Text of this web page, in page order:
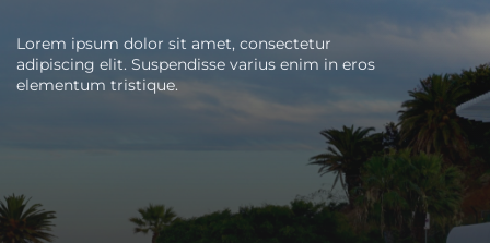
Lorem ipsum dolor sit amet, consectetur
adipiscing elit. Suspendisse varius enim in eros
elementum tristique.